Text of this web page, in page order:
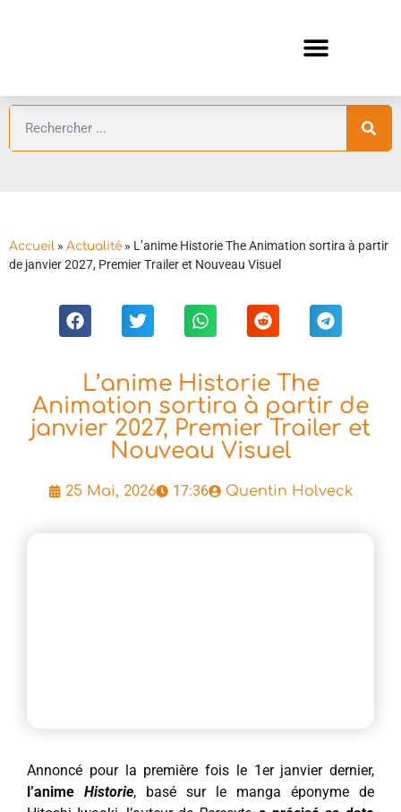
Accueil » Actualité » L’anime Historie The Animation sortira à partir
de janvier 2027, Premier Trailer et Nouveau Visuel
L’anime Historie The
Animation sortira à partir de
janvier 2027, Premier Trailer et
Nouveau Visuel
25 Mai, 2026 17:36 Quentin Holveck
Annoncé pour la première fois le 1er janvier dernier,
l’anime Historie, basé sur le manga éponyme de